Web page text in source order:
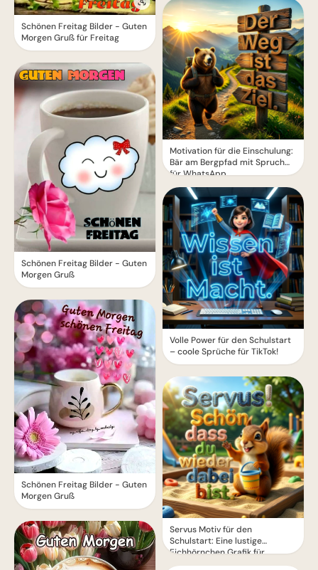
Schönen Freitag Bilder - Guten
Morgen Gruß für Freitag
Schönen Freitag Bilder - Guten
Morgen Gruß
Schönen Freitag Bilder - Guten
Morgen Gruß
Motivation für die Einschulung:
Bär am Bergpfad mit Spruch
für WhatsApp
Volle Power für den Schulstart
– coole Sprüche für TikTok!
Servus Motiv für den
Schulstart: Eine lustige
Eichhörnchen Grafik für
WhatsApp